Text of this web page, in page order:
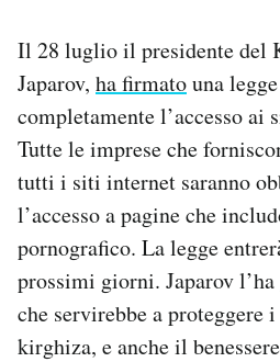
Area Personale
Newsletter
Notifiche mobile
Hai bisogno di aiuto?
Esci
Il 28 luglio il presidente del
Japarov, ha firmatouna
completamente l’accesso ai
Tutte le imprese che
tutti i siti internet saranno
l’accesso a pagine che
pornografico. La legge
prossimi giorni. Japarov
che servirebbe a proteggere
kirghiza, e anche il